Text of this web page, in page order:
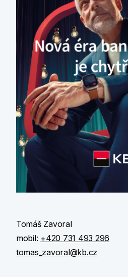
Tomáš Zavoral
mobil: +420 731 493 296
tomas_zavoral@kb.cz